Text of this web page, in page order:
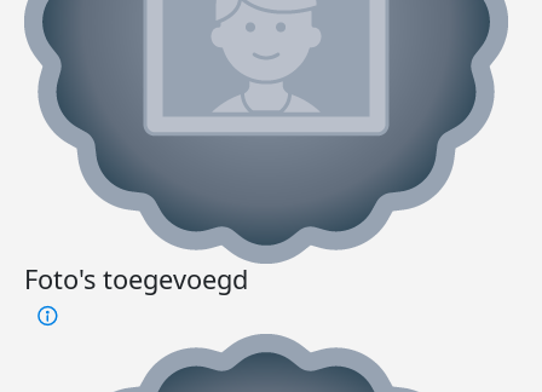
Foto's toegevoegd